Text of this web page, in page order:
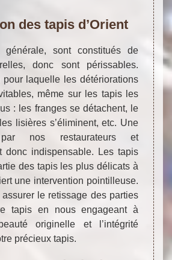
des tapis d’Orient
sont constitués de
donc sont périssables.
pour laquelle les détériorations
même sur les tapis les
: les franges se détachent, le
lisières s’éliminent, etc. Une
par nos restaurateurs et
donc indispensable. Les tapis
des tapis les plus délicats à
une intervention pointilleuse.
le retissage des parties
tapis en nous engageant à
originelle et l’intégrité
précieux tapis.